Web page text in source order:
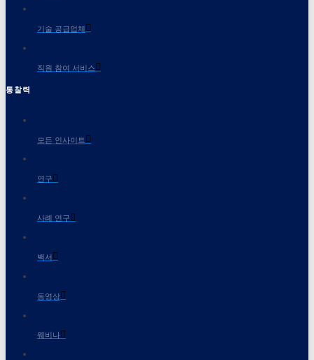
기술 공급업체
직원 참여 서비스
통찰력
모든 인사이트
연구
사례 연구
백서
동영상
웨비나